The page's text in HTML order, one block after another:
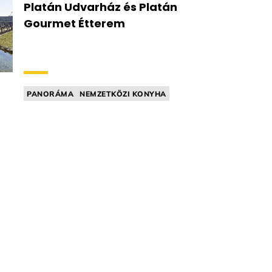
Platán Udvarház és Platán
Gourmet Étterem
PANORÁMA
NEMZETKÖZI KONYHA